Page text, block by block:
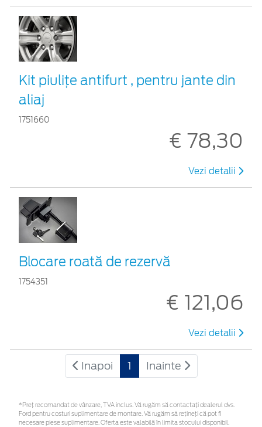
Kit piuliţe antifurt , pentru jante din
aliaj
1751660
€ 78,30
Vezi detalii
Blocare roată de rezervă
1754351
€ 121,06
Vezi detalii
Inapoi 1 Inainte
*Preţ recomandat de vânzare, TVA inclus. Vă rugăm să contactaţi dealerul dvs.
Ford pentru costuri suplimentare de montare. Vă rugăm să rețineți că pot fi
necesare piese suplimentare. Oferta este valabilă în limita stocului disponibil.